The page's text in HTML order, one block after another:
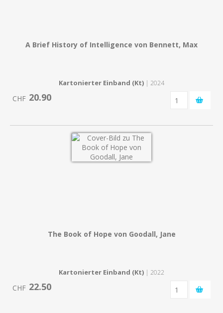
A Brief History of Intelligence von Bennett, Max
Kartonierter Einband (Kt) | 2024
CHF 20.90
The Book of Hope von Goodall, Jane
Kartonierter Einband (Kt) | 2022
CHF 22.50